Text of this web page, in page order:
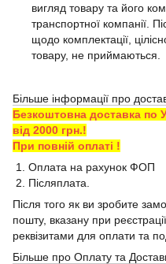
вигляд товару та його
транспортної компанії.
щодо комплектації,
товару, не приймаються.
Більше інформації про
Безкоштовна доставка по
від 2000 грн.!
При повній оплаті !
1. Оплата на рахунок ФОП
2. Післяплата.
Після того як ви зробите
пошту, вказану при
реквізитами для оплати та
Більше про Оплату та